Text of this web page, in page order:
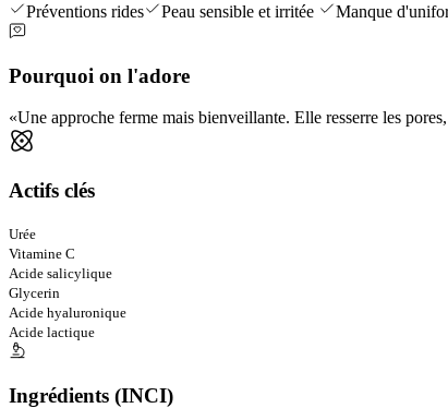
Préventions rides
Peau sensible et irritée Manque
Pourquoi on l'adore
Une approche ferme mais bienveillante. Elle resserre les
Actifs clés
Urée
Vitamine C
Acide salicylique
Glycerin
Acide hyaluronique
Acide lactique
Ingrédients (INCI)